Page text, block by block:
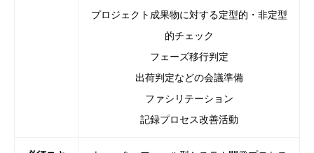
プロジェクト成果物に対する定型的・非定型
的チェック
フェーズ移行判定
出荷判定などの会議準備
ファシリテーション
記録プロセス改善活動